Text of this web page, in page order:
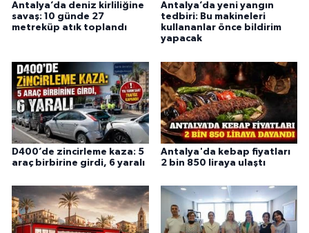
Antalya’da deniz kirliliğine
savaş: 10 günde 27
metreküp atık toplandı
Antalya’da yeni yangın
tedbiri: Bu makineleri
kullananlar önce bildirim
yapacak
D400’de zincirleme kaza: 5
araç birbirine girdi, 6 yaralı
Antalya'da kebap fiyatları
2 bin 850 liraya ulaştı